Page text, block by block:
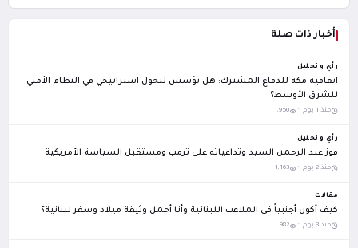
أخبار ذات صلة
رأي و تحليل
اتفاقية مكة للدفاع المشترك: هل تؤسس لتحول استراتيجي في النظام الأمني
للشرق الأوسط؟
منذ 1 يوم · 1,950
رأي و تحليل
فوز عبد الرحمن السيد وتداعياته على ترمب ومستقبل السياسة الأمريكية
منذ 2 يوم · 1,163
مقالات
كيف أكون أجنبياً في الملاعب اللبنانية وأنا أحمل وثيقة ميلاد وسفر لبنانية؟
منذ 3 يوم · 982